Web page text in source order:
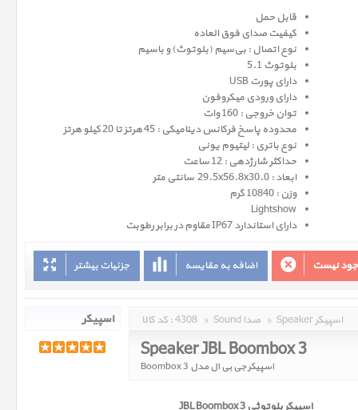
قابل حمل
کیفیت صدای فوق العاده
نوع اتصال : بی‌سیم (بلوتوث) و باسیم
بلوتوث 5.1
دارای پورت USB
دارای ورودی میکروفون
توان خروجی : 160 وات
محدوده پاسخ فرکانس دینامیکی : 45 هرتز تا 20 کیلو هرتز
نوع باتری : لیتیوم یونی
حداکثر شارژدهی : 12 ساعت
ابعاد : 29.5x56.8x30.0 سانتی متر
وزن : 10840 گرم
Lightshow
دارای استاندارد IP67 مقاوم در برابر رطوبت
جزئیات بیشتر اضافه به مقایسه نیست
کد کالا : 4308 » Sound صدا » Speaker اسپیکر
Speaker JBL Boombox 3
اسپیکر جی بی ال مدل Boombox 3
اسپیکر بلوتوثی JBL Boombox 3